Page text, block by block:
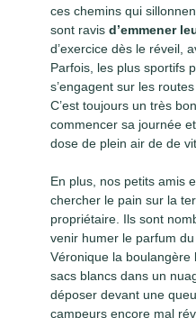
ces chemins qui
sont ravis d’emmener
d’exercice dès le réveil,
Parfois, les plus sportifs
s’engagent sur les
C’est toujours un très
commencer sa journée
dose de plein air de de
En plus, nos petits amis
chercher le pain sur la
propriétaire. Ils sont
venir humer le parfum
Véronique la
sacs blancs dans un
déposer devant une
campeurs encore mal